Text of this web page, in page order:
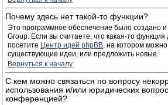
Почему здесь нет такой-то функции?
Это программное обеспечение было создано
Group. Если вы считаете, что какая-то
посетите Центр идей phpBB, на котором
существующие идеи, или предложить новые.
Вернуться к началу
С кем можно связаться по вопросу
использования и/или юридических
конференцией?